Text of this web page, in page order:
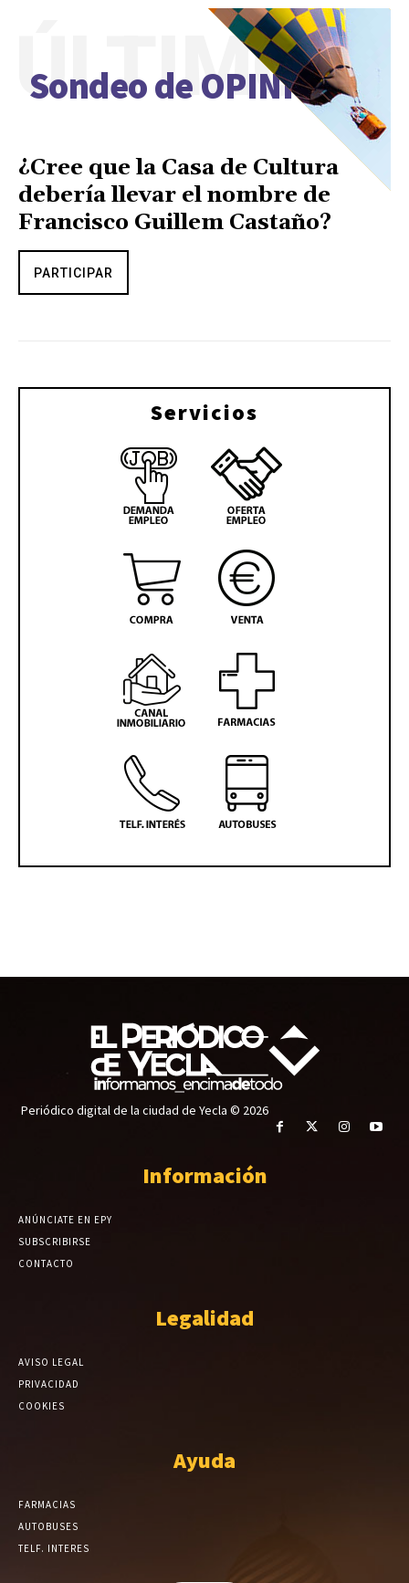
Sondeo de OPINIÓN
ÚLTIMO
¿Cree que la Casa de Cultura
debería llevar el nombre de
Francisco Guillem Castaño?
PARTICIPAR
Servicios
Periódico digital de la ciudad de Yecla © 2026
Información
ANÚNCIATE EN EPY
SUBSCRIBIRSE
CONTACTO
Legalidad
AVISO LEGAL
PRIVACIDAD
COOKIES
Ayuda
FARMACIAS
AUTOBUSES
TELF. INTERES